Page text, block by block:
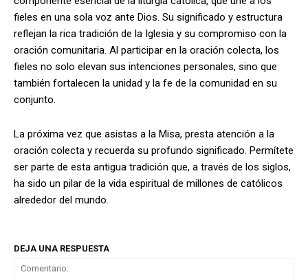
fieles en una sola voz ante Dios. Su significado y estructura
reflejan la rica tradición de la Iglesia y su compromiso con la
oración comunitaria. Al participar en la oración colecta, los
fieles no solo elevan sus intenciones personales, sino que
también fortalecen la unidad y la fe de la comunidad en su
conjunto.
La próxima vez que asistas a la Misa, presta atención a la
oración colecta y recuerda su profundo significado. Permítete
ser parte de esta antigua tradición que, a través de los siglos,
ha sido un pilar de la vida espiritual de millones de católicos
alrededor del mundo.
DEJA UNA RESPUESTA